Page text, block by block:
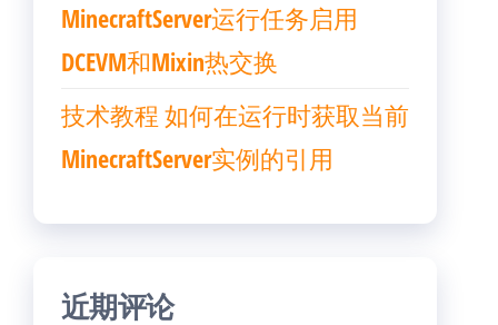
MinecraftServer运行任务启用
DCEVM和Mixin热交换
技术教程 如何在运行时获取当前
MinecraftServer实例的引用
近期评论